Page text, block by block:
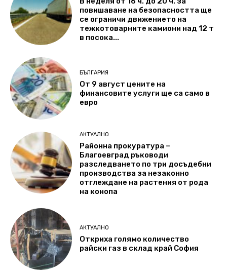
повишаване на безопасността ще
се ограничи движението на
тежкотоварните камиони над 12 т
в посока...
БЪЛГАРИЯ
От 9 август цените на
финансовите услуги ще са само в
евро
АКТУАЛНО
Районна прокуратура –
Благоевград ръководи
разследването по три досъдебни
производства за незаконно
отглеждане на растения от рода
на конопа
АКТУАЛНО
Откриха голямо количество
райски газ в склад край София